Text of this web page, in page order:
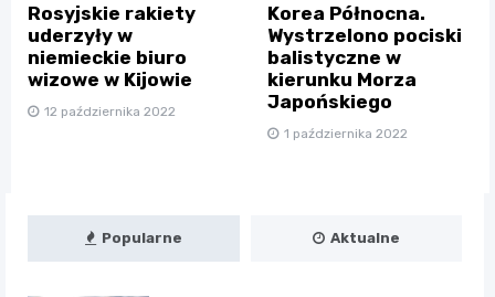
Rosyjskie rakiety
uderzyły w
niemieckie biuro
wizowe w Kijowie
12 października 2022
Korea Północna.
Wystrzelono pociski
balistyczne w
kierunku Morza
Japońskiego
1 października 2022
Popularne Aktualne